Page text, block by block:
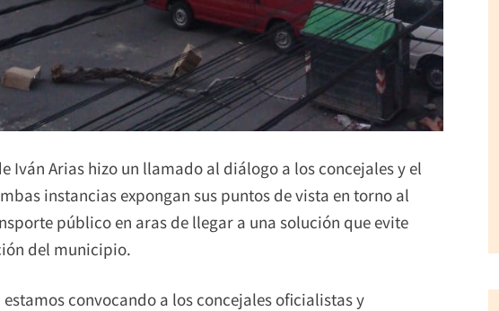
Iván Arias hizo un llamado al diálogo a los concejales y el
instancias expongan sus puntos de vista en torno al
público en aras de llegar a una solución que evite
del municipio.
convocando a los concejales oficialistas y